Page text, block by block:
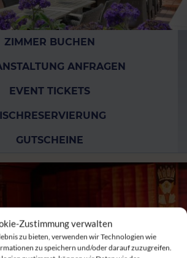
Zustimmung verwalten
zu bieten, verwenden wir Technologien wie
zu speichern und/oder darauf zuzugreifen.
ZIMMER BUCHEN
ANFRAGEN
EVENT TICKETS
GUTSCHEINE